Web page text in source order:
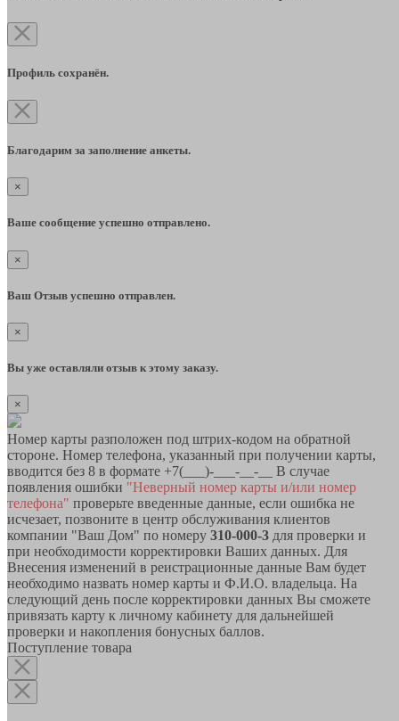
Профиль сохранён.
Благодарим за заполнение анкеты.
×
Ваше сообщение успешно отправлено.
×
Ваш Отзыв успешно отправлен.
×
Вы уже оставляли отзыв к этому заказу.
×
Номер карты разположен под штрих-кодом на обратной
стороне. Номер телефона, указанный при получении карты,
вводится без 8 в формате +7(___)-___-__-__ В случае
появления ошибки "Неверный номер карты и/или номер
телефона" проверьте введенные данные, если ошибка не
исчезает, позвоните в центр обслуживания клиентов
компании "Ваш Дом" по номеру 310-000-3 для проверки и
при необходимости корректировки Ваших данных. Для
Внесения изменений в реистрационные данные Вам будет
необходимо назвать номер карты и Ф.И.О. владельца. На
следующий день после корректировки данных Вы сможете
привязать карту к личному кабинету для дальнейшей
проверки и накопления бонусных баллов.
Поступление товара